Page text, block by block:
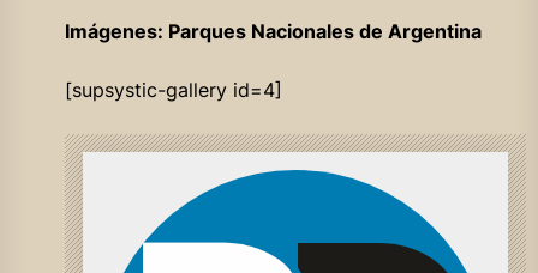
Imágenes: Parques Nacionales de Argentina
[supsystic-gallery id=4]